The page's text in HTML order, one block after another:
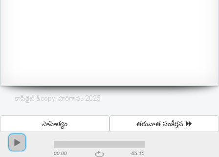
కాపీరైట్ &copy; హరిగానం 2025
తరువాత సంకీర్తన
సాహిత్యం
00:00 -05:15